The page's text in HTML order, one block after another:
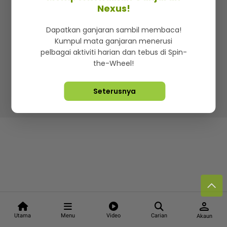
Utama Menu Video Carian
person
Akaun
Iklan di SMG360
Terma & Syarat Dasar Privasi
Lebih hot, viral dan sensasi
Hakcipta Terpelihara ©2026. Star Media Group Berhad
Nexus!
Dapatkan ganjaran sambil membaca!
Kumpul mata ganjaran menerusi
pelbagai aktiviti harian dan tebus di Spin-
the-Wheel!
Seterusnya